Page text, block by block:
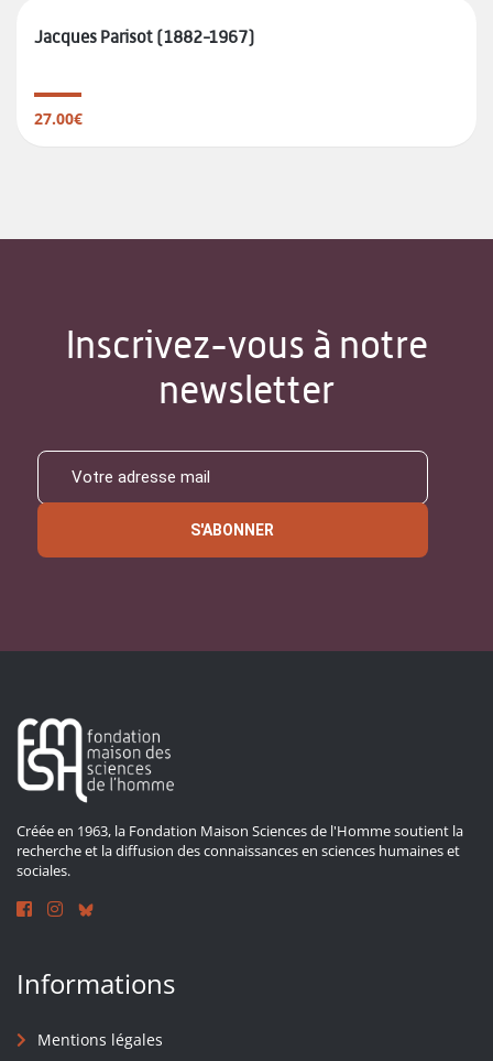
Jacques Parisot (1882-1967)
27.00€
Inscrivez-vous à notre
newsletter
S'ABONNER
Créée en 1963, la Fondation Maison Sciences de l'Homme soutient la
recherche et la diffusion des connaissances en sciences humaines et
sociales.
Informations
Mentions légales